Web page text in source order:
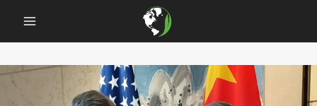
content